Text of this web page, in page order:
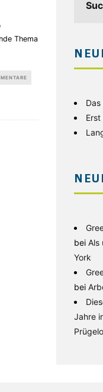
Thema
bei Als
York
bei
Jahre